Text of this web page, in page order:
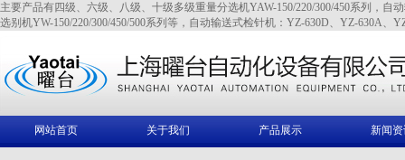
主要产品有四级、六级、八级、十级多级重量分选机YAW-150/220/300/450系列，自
选别机YW-150/220/300/450/500系列等，自动输送式检针机：YZ-630D、YZ-630A、
网站首页 关于我们 产品展示 新闻